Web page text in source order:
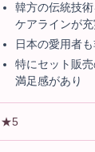
韓方の伝統技
ケアラインが充
日本の愛用者
特にセット販
満足感があり
★5